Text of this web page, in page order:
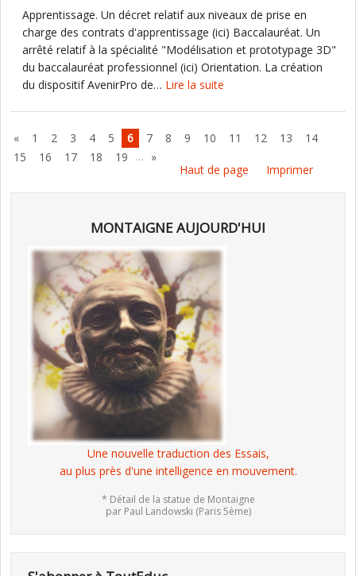
Apprentissage. Un décret relatif aux niveaux de prise en
charge des contrats d'apprentissage (ici) Baccalauréat. Un
arrêté relatif à la spécialité "Modélisation et prototypage 3D"
du baccalauréat professionnel (ici) Orientation. La création
du dispositif AvenirPro de… Lire la suite
« 1 2 3 4 5 6 7 8 9 10 11 12 13
14
15
16 17 18 19 … »
Haut de page
Imprimer
MONTAIGNE AUJOURD'HUI
Une nouvelle traduction des Essais,
au plus près d'une intelligence en mouvement.
* Détail de la statue de Montaigne
par Paul Landowski (Paris 5ème)